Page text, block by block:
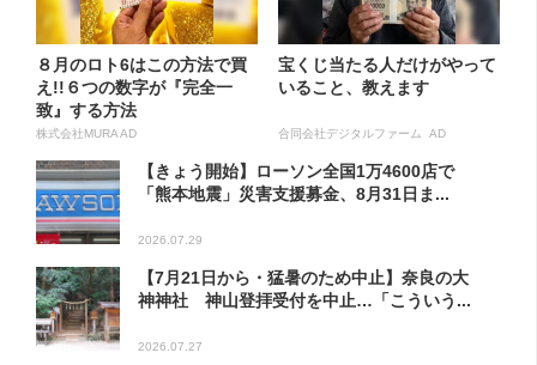
８月のロト6はこの方法で買
え!!６つの数字が『完全一
致』する方法
株式会社MURA AD
宝くじ当たる人だけがやって
いること、教えます
合同会社デジタルファーム AD
【きょう開始】ローソン全国1万4600店で
「熊本地震」災害支援募金、8月31日ま...
2026.07.29
【7月21日から・猛暑のため中止】奈良の大
神神社 神山登拝受付を中止…「こういう...
2026.07.27